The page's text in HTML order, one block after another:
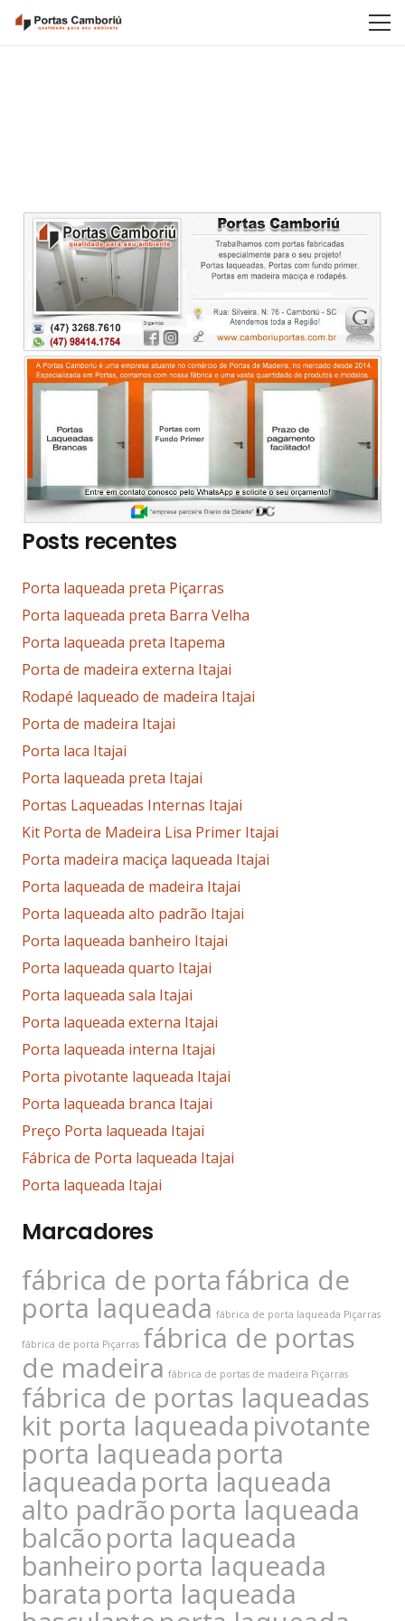
Posts recentes
Porta laqueada preta Piçarras
Porta laqueada preta Barra Velha
Porta laqueada preta Itapema
Porta de madeira externa Itajai
Rodapé laqueado de madeira Itajai
Porta de madeira Itajai
Porta laca Itajai
Porta laqueada preta Itajai
Portas Laqueadas Internas Itajai
Kit Porta de Madeira Lisa Primer Itajai
Porta madeira maciça laqueada Itajai
Porta laqueada de madeira Itajai
Porta laqueada alto padrão Itajai
Porta laqueada banheiro Itajai
Porta laqueada quarto Itajai
Porta laqueada sala Itajai
Porta laqueada externa Itajai
Porta laqueada interna Itajai
Porta pivotante laqueada Itajai
Porta laqueada branca Itajai
Preço Porta laqueada Itajai
Fábrica de Porta laqueada Itajai
Porta laqueada Itajai
Marcadores
fábrica de portafábrica de
porta laqueada fábrica de porta laqueada Piçarras
fábrica de porta Piçarras fábrica de portas
de madeira fábrica de portas de madeira Piçarras
fábrica de portas laqueadas
kit porta laqueada pivotante
porta laqueada porta
laqueada porta laqueada
alto padrãoporta laqueada
balcãoporta laqueada
banheiroporta laqueada
barata porta laqueada